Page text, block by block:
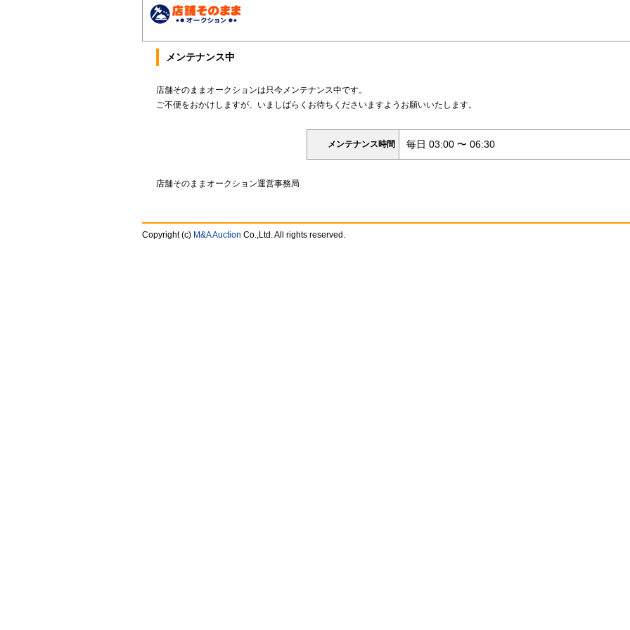
メンテナンス中
店舗そのままオークションは只今メンテナンス中です。
ご不便をおかけしますが、いましばらくお待ちくださいますようお願いいたします。
メンテナンス時間 毎日 03:00 〜 06:30
店舗そのままオークション運営事務局
Copyright (c) M&A Auction Co.,Ltd. All rights reserved.